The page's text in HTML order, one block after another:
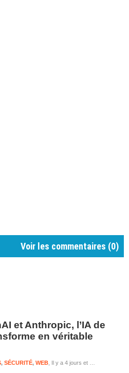
Voir les commentaires (0)
et Anthropic, l’IA de
en véritable
Il y a 4 jours et 3 heures
, SÉCURITÉ, WEB